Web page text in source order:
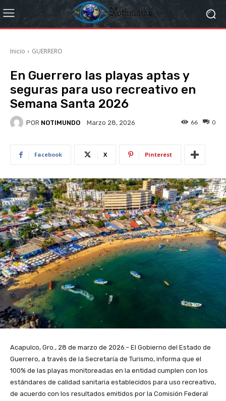
Inicio GUERRERO
En Guerrero las playas aptas y
seguras para uso recreativo en
Semana Santa 2026
POR NOTIMUNDO Marzo 28, 2026 0
66
Facebook X Pinterest
Acapulco, Gro., 28 de marzo de 2026.– El Gobierno del Estado de
Guerrero, a través de la Secretaría de Turismo, informa que el
100% de las playas monitoreadas en la entidad cumplen con los
estándares de calidad sanitaria establecidos para uso recreativo,
de acuerdo con los resultados emitidos por la Comisión Federal